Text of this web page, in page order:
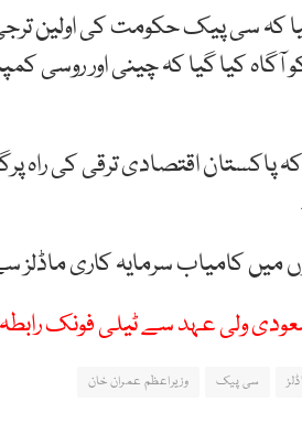
کہ سی پیک حکومت کی اولین
کیا گیا کہ چینی اور روسی
پاکستان اقتصادی ترقی کی راہ
کامیاب سرمایہ کاری ماڈلز
ولی عہد سے ٹیلی فونک رابطہ
سی پیک وزیراعظم عمران خان